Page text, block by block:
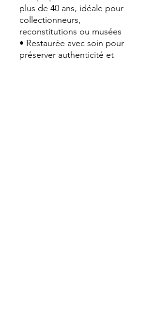
plus de 40 ans, idéale pour
collectionneurs,
reconstitutions ou musées
• Restaurée avec soin pour
préserver authenticité et